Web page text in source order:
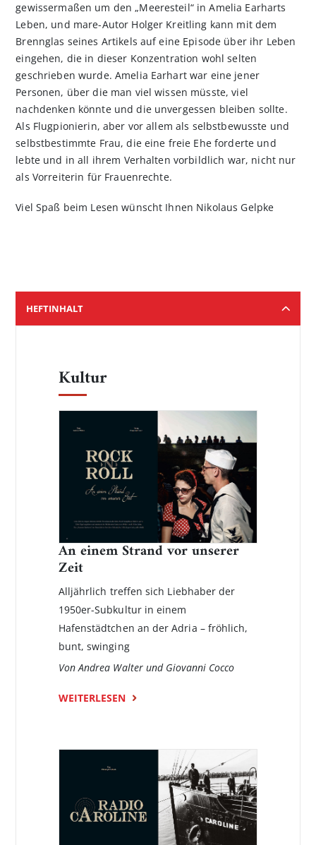
gewissermaßen um den „Meeresteil“ in Amelia Earharts
Leben, und mare-Autor Holger Kreitling kann mit dem
Brennglas seines Artikels auf eine Episode über ihr Leben
eingehen, die in dieser Konzentration wohl selten
geschrieben wurde. Amelia Earhart war eine jener
Personen, über die man viel wissen müsste, viel
nachdenken könnte und die unvergessen bleiben sollte.
Als Flugpionierin, aber vor allem als selbstbewusste und
selbstbestimmte Frau, die eine freie Ehe forderte und
lebte und in all ihrem Verhalten vorbildlich war, nicht nur
als Vorreiterin für Frauenrechte.
Viel Spaß beim Lesen wünscht Ihnen Nikolaus Gelpke
HEFTINHALT
Kultur
An einem Strand vor unserer
Zeit
Alljährlich treffen sich Liebhaber der
1950er-Subkultur in einem
Hafenstädtchen an der Adria – fröhlich,
bunt, swinging
Von Andrea Walter und Giovanni Cocco
WEITERLESEN